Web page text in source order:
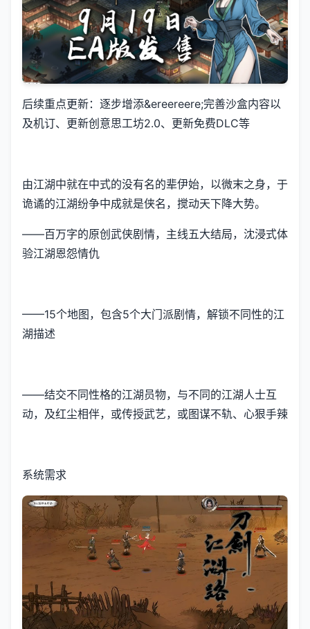
后续重点更新：逐步增添&ereereere;完善沙盒内容以
及机订、更新创意思工坊2.0、更新免费DLC等
由江湖中就在中式的没有名的辈伊始，以微末之身，于
诡谲的江湖纷争中成就是侠名，搅动天下降大势。
——百万字的原创武侠剧情，主线五大结局，沈浸式体
验江湖恩怨情仇
——15个地图，包含5个大门派剧情，解锁不同性的江
湖描述
——结交不同性格的江湖员物，与不同的江湖人士互
动，及红尘相伴，或传授武艺，或图谋不轨、心狠手辣
系统需求